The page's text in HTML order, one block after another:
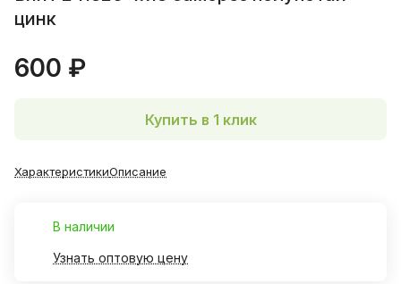
цинк
600 ₽
Купить в 1 клик
ХарактеристикиОписание
В наличии
Узнать оптовую цену